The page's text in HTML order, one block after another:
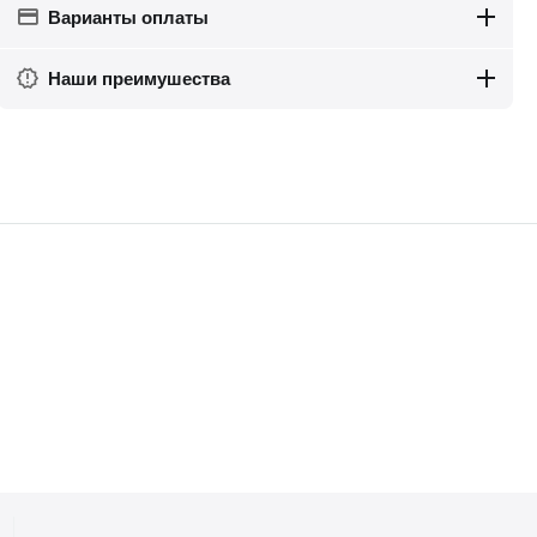
Варианты оплаты
Наши преимушества